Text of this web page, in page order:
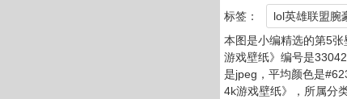
标签： lol英雄联盟腕
本图是小编精选的第5
游戏壁纸》编号是
是jpeg，平均颜色是
4k游戏壁纸》，所属分